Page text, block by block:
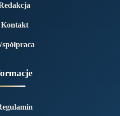
Kontakt